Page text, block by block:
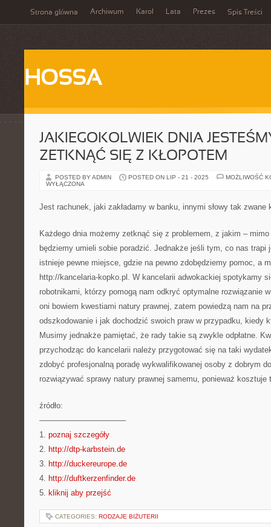
Strona główna Archiwum Karol Lata Prezes Spis Treści
HOSSA
JAKIEGOKOLWIEK DNIA
ZETKNĄĆ SIĘ Z KŁOPOTEM
POSTED BY ADMIN POSTED ON LIP - 21 - 2025
MOŻLIWOŚĆ
WYŁĄCZONA
Jest rachunek, jaki zakładamy w banku, innymi słowy tak zwane
Każdego dnia możemy zetknąć się z problemem, z jakim –
będziemy umieli sobie poradzić. Jednakże jeśli tym, co nas trapi
istnieje pewne miejsce, gdzie na pewno zdobędziemy pomoc, a
http://kancelaria-kopko.pl. W kancelarii adwokackiej spotykamy
robotnikami, którzy pomogą nam odkryć optymalne rozwiązanie
oni bowiem kwestiami natury prawnej, zatem powiedzą nam na
odszkodowanie i jak dochodzić swoich praw w przypadku, kiedy
Musimy jednakże pamiętać, że rady takie są zwykle odpłatne.
przychodząc do kancelarii należy przygotować się na taki
zdobyć profesjonalną poradę wykwalifikowanej osoby z dobrym
rozwiązywać sprawy natury prawnej samemu, ponieważ
źródło:
———————————
1. poznaj szczegóły
2. http://dtp-karbstein.de
3. http://duckereurope.de
4. http://duftkerzenfinder.de
5. kliknij aby przejść
CATEGORIES: RODZAJE BIŻUTERII